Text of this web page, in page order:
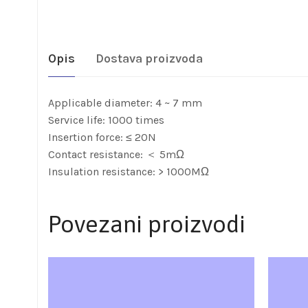
Opis Dostava proizvoda
Applicable diameter: 4 ~ 7 mm
Service life: 1000 times
Insertion force: ≤ 20N
Contact resistance: ＜ 5mΩ
Insulation resistance: > 1000MΩ
Povezani proizvodi